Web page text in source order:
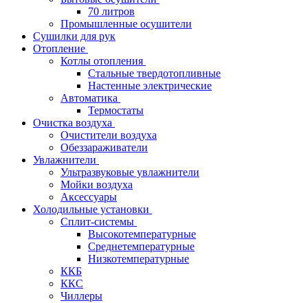
70 литров
Промышленные осушители
Сушилки для рук
Отопление
Котлы отопления
Стальные твердотопливные
Настенные электрические
Автоматика
Термостаты
Очистка воздуха
Очистители воздуха
Обеззараживатели
Увлажнители
Ультразвуковые увлажнители
Мойки воздуха
Аксессуары
Холодильные установки
Сплит-системы
Высокотемпературные
Среднетемпературные
Низкотемпературные
ККБ
ККС
Чиллеры